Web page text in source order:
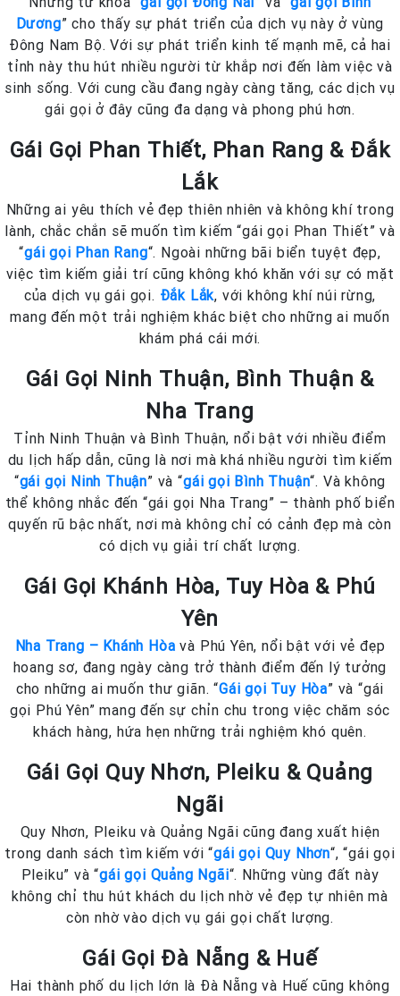
Dương” cho thấy sự phát triển của dịch vụ này ở vùng
Đông Nam Bộ. Với sự phát triển kinh tế mạnh mẽ, cả hai
tỉnh này thu hút nhiều người từ khắp nơi đến làm việc và
sinh sống. Với cung cầu đang ngày càng tăng, các dịch vụ
gái gọi ở đây cũng đa dạng và phong phú hơn.
Gái Gọi Phan Thiết, Phan Rang & Đắk
Lắk
Những ai yêu thích vẻ đẹp thiên nhiên và không khí trong
lành, chắc chắn sẽ muốn tìm kiếm “gái gọi Phan Thiết” và
“gái gọi Phan Rang“. Ngoài những bãi biển tuyệt đẹp,
việc tìm kiếm giải trí cũng không khó khăn với sự có mặt
của dịch vụ gái gọi. Đắk Lắk, với không khí núi rừng,
mang đến một trải nghiệm khác biệt cho những ai muốn
khám phá cái mới.
Gái Gọi Ninh Thuận, Bình Thuận &
Nha Trang
Tỉnh Ninh Thuận và Bình Thuận, nổi bật với nhiều điểm
du lịch hấp dẫn, cũng là nơi mà khá nhiều người tìm kiếm
“gái gọi Ninh Thuận” và “gái gọi Bình Thuận“. Và không
thể không nhắc đến “gái gọi Nha Trang” – thành phố biển
quyến rũ bậc nhất, nơi mà không chỉ có cảnh đẹp mà còn
có dịch vụ giải trí chất lượng.
Gái Gọi Khánh Hòa, Tuy Hòa & Phú
Yên
Nha Trang – Khánh Hòa và Phú Yên, nổi bật với vẻ đẹp
hoang sơ, đang ngày càng trở thành điểm đến lý tưởng
cho những ai muốn thư giãn. “Gái gọi Tuy Hòa” và “gái
gọi Phú Yên” mang đến sự chỉn chu trong việc chăm sóc
khách hàng, hứa hẹn những trải nghiệm khó quên.
Gái Gọi Quy Nhơn, Pleiku & Quảng
Ngãi
Quy Nhơn, Pleiku và Quảng Ngãi cũng đang xuất hiện
trong danh sách tìm kiếm với “gái gọi Quy Nhơn“, “gái gọi
Pleiku” và “gái gọi Quảng Ngãi“. Những vùng đất này
không chỉ thu hút khách du lịch nhờ vẻ đẹp tự nhiên mà
còn nhờ vào dịch vụ gái gọi chất lượng.
Gái Gọi Đà Nẵng & Huế
Hai thành phố du lịch lớn là Đà Nẵng và Huế cũng không